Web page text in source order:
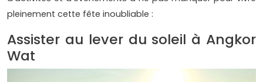
pleinement cette fête inoubliable :
Assister au lever du soleil à Angkor
Wat